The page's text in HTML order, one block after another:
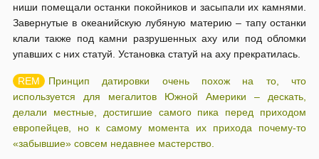
ниши по­мещали останки покойников и засыпали их камнями.
Завернутые в океа­нийскую лубяную материю – тапу останки
клали также под камни раз­рушенных аху или под обломки
упавших с них статуй. Установка статуй на аху прекратилась.
Принцип датировки очень похож на то, что
используется для мегалитов Южной Америки – дескать,
делали местные, достигшие самого пика перед приходом
европейцев, но к самому момента их прихода почему-то
«забывшие» совсем недавнее мастерство.